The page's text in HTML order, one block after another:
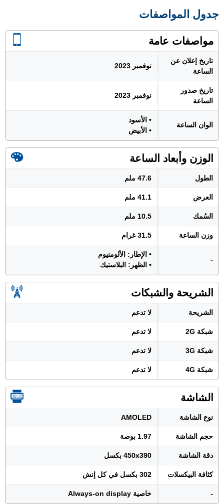
جدول المواصفات
مواصفات عامة
تاريخ إعلان عن
الساعة
نوفمبر 2023
تاريخ صدور
الساعة
نوفمبر 2023
الوان الساعة
• الأسود
• الأبيض
الوزن وأبعاد الساعة
الطول 47.6 ملم
العرض 41.1 ملم
السُمك 10.5 ملم
وزن الساعة 31.5 غرام
-
• الإطار: الألومنيوم
• الظهر: البلاستيك
الشريحة والشبكات
الشريحة لا تدعم
شبكة 2G لا تدعم
شبكة 3G لا تدعم
شبكة 4G لا تدعم
الشاشة
نوع الشاشة AMOLED
حجم الشاشة 1.97 بوصة
دقة الشاشة 450x390 بكسل
كثافة البيكسلات 302 بكسل في كل إنش
- خاصية Always-on display